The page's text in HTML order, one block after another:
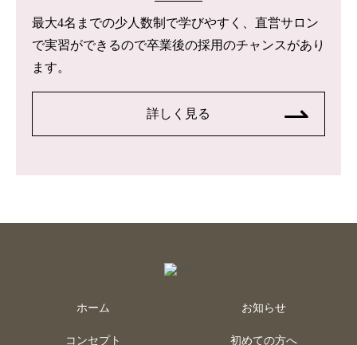
最大4名までの少人数制で学びやすく、直営サロン
で実習ができるので卒業後の採用のチャンスがあり
ます。
詳しく見る
ホーム
コンセプト
お知らせ
初めての方へ